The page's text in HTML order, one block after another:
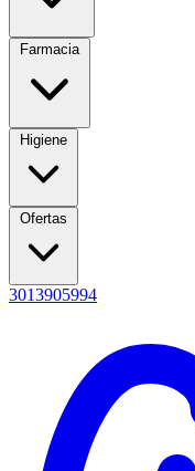
Farmacia
Higiene
Ofertas
3013905994